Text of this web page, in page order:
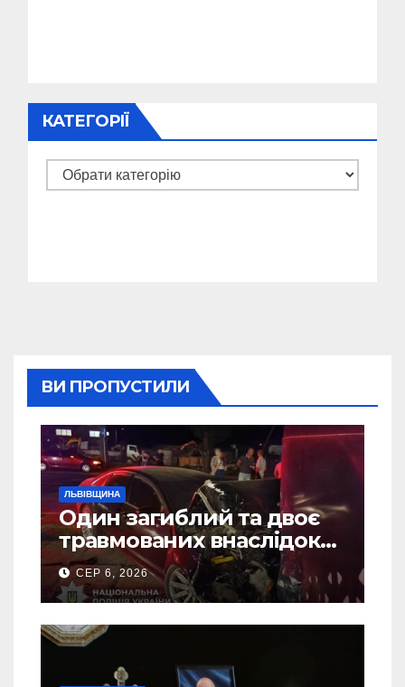
КАТЕГОРІЇ
Категорії
ВИ ПРОПУСТИЛИ
ЛЬВІВЩИНА
Один загиблий та двоє
травмованих внаслідок
ДТП на Самбірщині
СЕР 6, 2026